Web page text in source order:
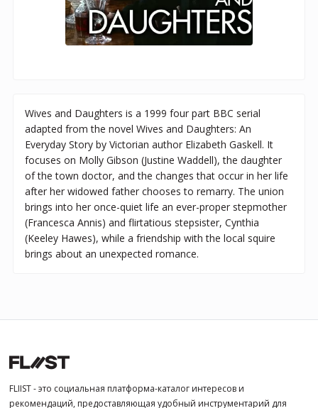
Wives and Daughters is a 1999 four part BBC serial
adapted from the novel Wives and Daughters: An
Everyday Story by Victorian author Elizabeth Gaskell. It
focuses on Molly Gibson (Justine Waddell), the daughter
of the town doctor, and the changes that occur in her life
after her widowed father chooses to remarry. The union
brings into her once-quiet life an ever-proper stepmother
(Francesca Annis) and flirtatious stepsister, Cynthia
(Keeley Hawes), while a friendship with the local squire
brings about an unexpected romance.
FLIIST - это социальная платформа-каталог интересов и
рекомендаций, предоставляющая удобный инструментарий для